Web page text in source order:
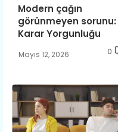
Modern çağın
görünmeyen sorunu:
Karar Yorgunluğu
Mayıs 12, 2026 0